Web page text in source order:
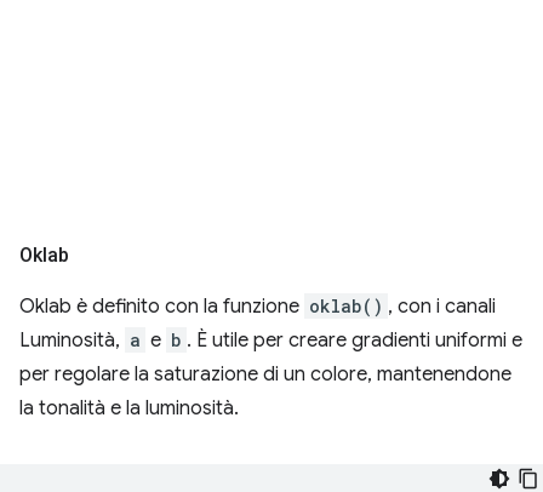
Oklab
Oklab è definito con la funzione oklab() , con i canali
Luminosità, a e b . È utile per creare gradienti uniformi e
per regolare la saturazione di un colore, mantenendone
la tonalità e la luminosità.